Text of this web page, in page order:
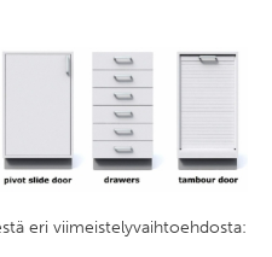
eri viimeistelyvaihtoehdosta: